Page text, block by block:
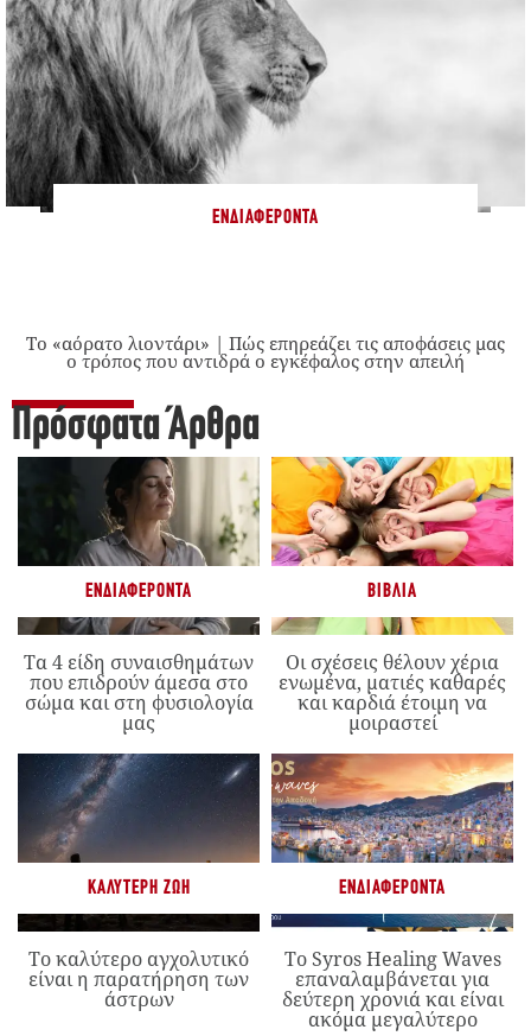
ΕΝΔΙΑΦΈΡΟΝΤΑ
Το «αόρατο λιοντάρι» | Πώς επηρεάζει τις αποφάσεις μας
ο τρόπος που αντιδρά ο εγκέφαλος στην απειλή
Πρόσφατα Άρθρα
ΕΝΔΙΑΦΈΡΟΝΤΑ
Τα 4 είδη συναισθημάτων
που επιδρούν άμεσα στο
σώμα και στη φυσιολογία
μας
ΒΙΒΛΊΑ
Οι σχέσεις θέλουν χέρια
ενωμένα, ματιές καθαρές
και καρδιά έτοιμη να
μοιραστεί
ΚΑΛΎΤΕΡΗ ΖΩΉ
Το καλύτερο αγχολυτικό
είναι η παρατήρηση των
άστρων
ΕΝΔΙΑΦΈΡΟΝΤΑ
Το Syros Healing Waves
επαναλαμβάνεται για
δεύτερη χρονιά και είναι
ακόμα μεγαλύτερο